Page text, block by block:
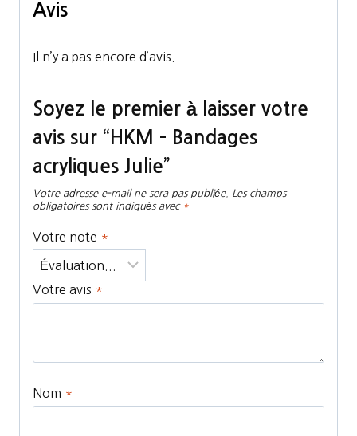
Avis
Il n’y a pas encore d’avis.
Soyez le premier à laisser votre
avis sur “HKM – Bandages
acryliques Julie”
Votre adresse e-mail ne sera pas publiée.
Les champs
obligatoires sont indiqués avec *
Votre note *
Votre avis *
Nom *